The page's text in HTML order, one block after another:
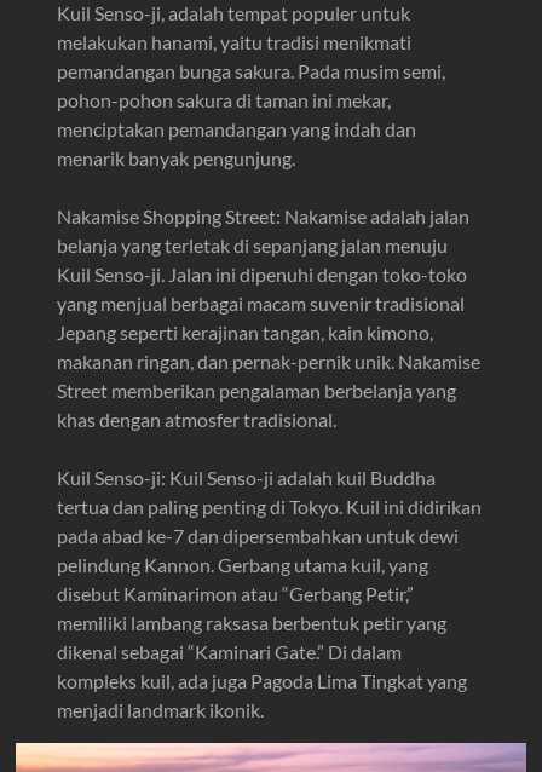
Kuil Senso-ji, adalah tempat populer untuk
melakukan hanami, yaitu tradisi menikmati
pemandangan bunga sakura. Pada musim semi,
pohon-pohon sakura di taman ini mekar,
menciptakan pemandangan yang indah dan
menarik banyak pengunjung.
Nakamise Shopping Street: Nakamise adalah jalan
belanja yang terletak di sepanjang jalan menuju
Kuil Senso-ji. Jalan ini dipenuhi dengan toko-toko
yang menjual berbagai macam suvenir tradisional
Jepang seperti kerajinan tangan, kain kimono,
makanan ringan, dan pernak-pernik unik. Nakamise
Street memberikan pengalaman berbelanja yang
khas dengan atmosfer tradisional.
Kuil Senso-ji: Kuil Senso-ji adalah kuil Buddha
tertua dan paling penting di Tokyo. Kuil ini didirikan
pada abad ke-7 dan dipersembahkan untuk dewi
pelindung Kannon. Gerbang utama kuil, yang
disebut Kaminarimon atau “Gerbang Petir,”
memiliki lambang raksasa berbentuk petir yang
dikenal sebagai “Kaminari Gate.” Di dalam
kompleks kuil, ada juga Pagoda Lima Tingkat yang
menjadi landmark ikonik.